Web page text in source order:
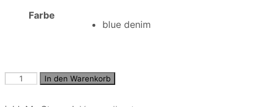
Farbe
blue denim
JJICHRIS
In den Warenkorb